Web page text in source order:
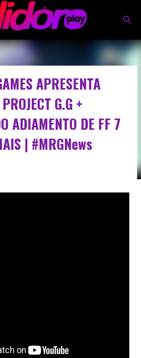
o conteúdo principal
APRESENTA
G.G +
ADIAMENTO DE FF 7
| #MRGNews